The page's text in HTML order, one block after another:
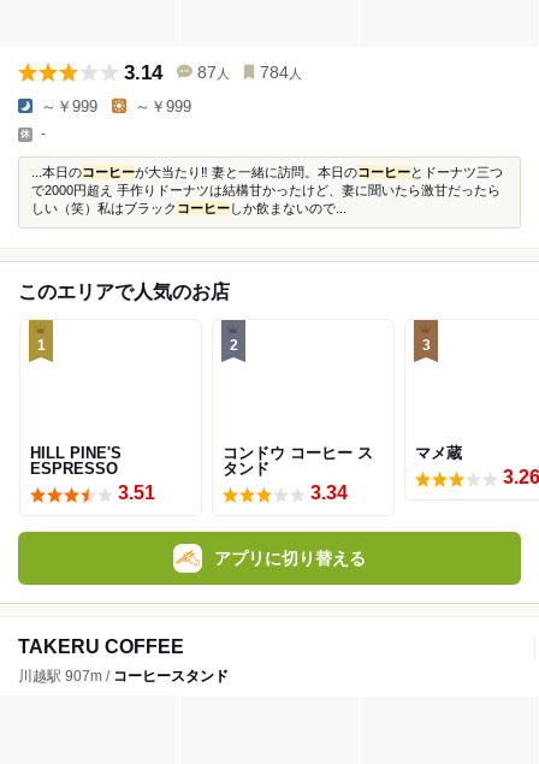
3.14 87 人 784 人
～￥999 ～￥999
-
...本日のコーヒーが大当たり‼️ 妻と一緒に訪問。本日のコーヒーとドーナツ三つ
で2000円超え 手作りドーナツは結構甘かったけど、妻に聞いたら激甘だったら
しい（笑）私はブラック コーヒーしか飲まないので...
このエリアで人気のお店
1
HILL PINE'S
ESPRESSO
3.51
2
コンドウ コーヒー ス
タンド
3.34
3
マメ蔵
3.26
アプリに切り替える
TAKERU COFFEE
川越駅 907m / コーヒースタンド